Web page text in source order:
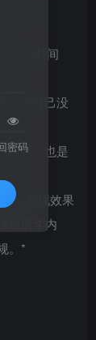
年的时间
AI跟自己没
挑战，也是
，变现效果
程所学内
。*
密码